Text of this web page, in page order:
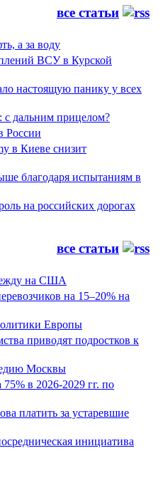
все статьи
а за воду
ВСУ в Курской
настоящую панику у всех
дальним прицелом?
России
в Киеве снизит
благодаря испытаниям в
на российских дорогах
все статьи
на США
на 15–20% на
Европы
приводят подростков к
Москвы
в 2026-2029 гг. по
платить за устаревшие
инициатива